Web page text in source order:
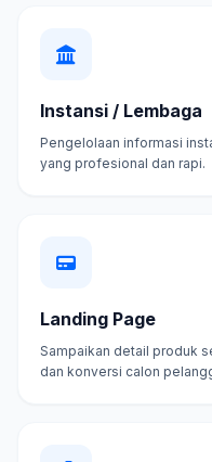
Instansi / Lembaga
Pengelolaan informasi
yang profesional dan rapi.
Landing Page
Sampaikan detail produk
dan konversi calon